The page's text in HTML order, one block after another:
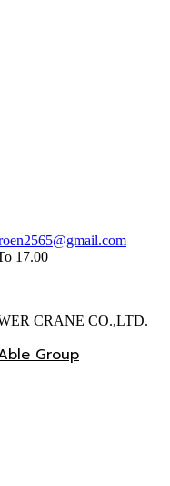
17.00
CRANE CO.,LTD.
Group